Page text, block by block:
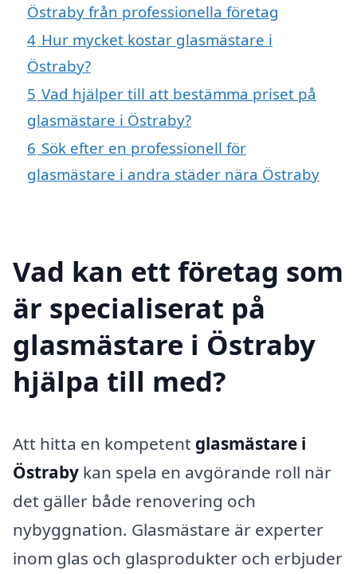
Östraby från professionella företag
4 Hur mycket kostar glasmästare i
Östraby?
5 Vad hjälper till att bestämma priset på
glasmästare i Östraby?
6 Sök efter en professionell för
glasmästare i andra städer nära Östraby
Vad kan ett företag som
är specialiserat på
glasmästare i Östraby
hjälpa till med?
Att hitta en kompetent glasmästare i
Östraby kan spela en avgörande roll när
det gäller både renovering och
nybyggnation. Glasmästare är experter
inom glas och glasprodukter och erbjuder